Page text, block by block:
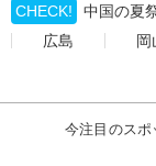
CHECK!
中国の夏
広島
岡
今注目のスポ